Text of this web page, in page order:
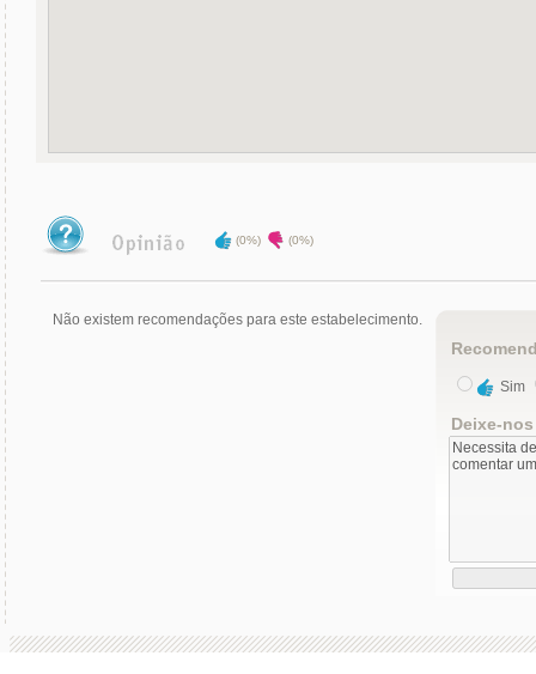
(0%) (0%)
Não existem recomendações para este estabelecimento.
Sim
Deixe-